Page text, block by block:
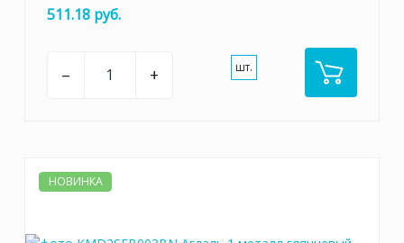
511.18 руб.
– + шт.
НОВИНКА